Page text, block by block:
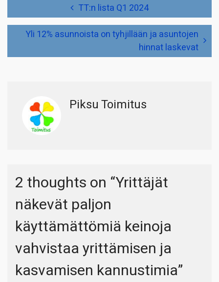
TT:n lista Q1 2024
Yli 12% asunnoista on tyhjillään ja asuntojen
hinnat laskevat
Piksu Toimitus
2 thoughts on “Yrittäjät
näkevät paljon
käyttämättömiä keinoja
vahvistaa yrittämisen ja
kasvamisen kannustimia”